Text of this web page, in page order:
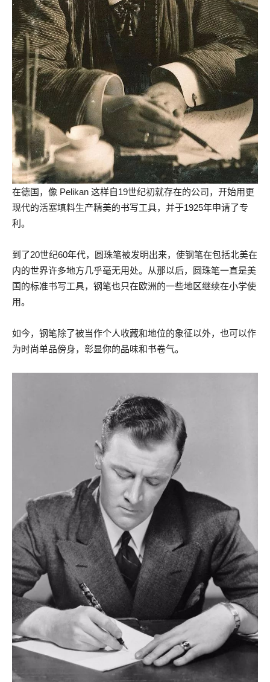
在德国，像 Pelikan 这样自19世纪初就存在的公司，开始用更
现代的活塞填料生产精美的书写工具，并于1925年申请了专
利。
到了20世纪60年代，圆珠笔被发明出来，使钢笔在包括北美在
内的世界许多地方几乎毫无用处。从那以后，圆珠笔一直是美
国的标准书写工具，钢笔也只在欧洲的一些地区继续在小学使
用。
如今，钢笔除了被当作个人收藏和地位的象征以外，也可以作
为时尚单品傍身，彰显你的品味和书卷气。